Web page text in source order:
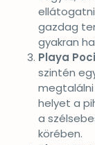
gazdag
gyakran
Playa
szintén
helyet a
a
körében.